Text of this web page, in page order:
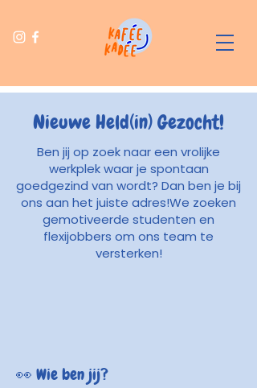
Nieuwe Held(in) Gezocht!
Ben jij op zoek naar een vrolijke
werkplek waar je spontaan
goedgezind van wordt? Dan ben je bij
ons aan het juiste adres!We zoeken
gemotiveerde studenten en
flexijobbers om ons team te
versterken!
👀 Wie ben jij?